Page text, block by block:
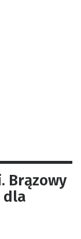
Brązowy
dla